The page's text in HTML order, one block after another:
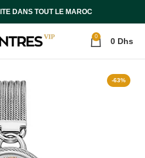
DANS TOUT LE MAROC
0 0 Dhs
-63%